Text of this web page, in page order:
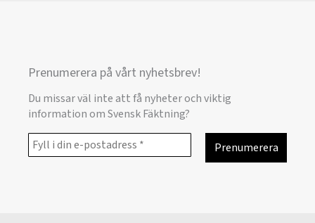
Prenumerera på vårt nyhetsbrev!
Du missar väl inte att få nyheter och viktig
information om Svensk Fäktning?